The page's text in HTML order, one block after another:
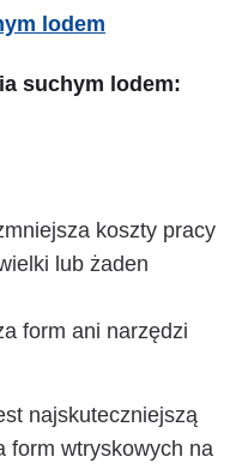
lodem
suchym lodem:
koszty pracy
lub żaden
form ani narzędzi
najskuteczniejszą
form wtryskowych na